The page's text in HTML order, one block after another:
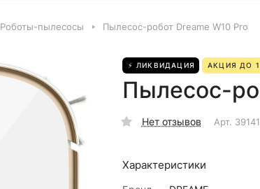
Роботы-пылесосы Пылесос-робот Dreame W10 Pro
⚡ ЛИКВИДАЦИЯ АКЦИЯ ДО
Пылесос-
Нет отзывов Арт.
Характеристики